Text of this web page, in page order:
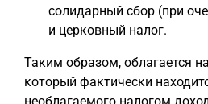
солидарный сбор (при
и церковный налог.
Таким образом, облагается
который фактически